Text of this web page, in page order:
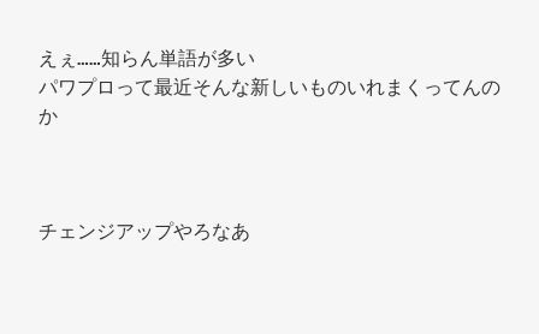
えぇ……知らん単語が多い
パワプロって最近そんな新しいものいれまくってんの
か
チェンジアップやろなあ